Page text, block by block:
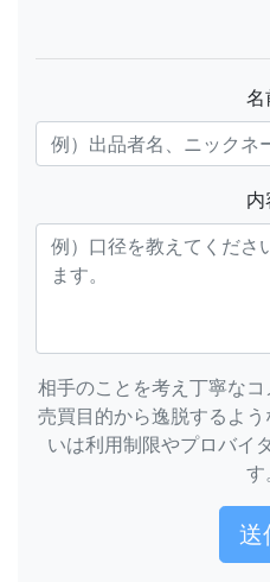
名
内
相手のことを考え丁寧なコ
売買目的から逸脱するよ
いは利用制限やプロバイ
す